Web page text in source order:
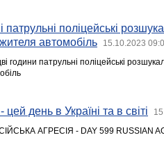
патрульні поліцейські
автомобіль
15.10.2023
години патрульні поліцейські
день в Україні та в світі
АГРЕСІЯ - DAY 599 RUSSIAN